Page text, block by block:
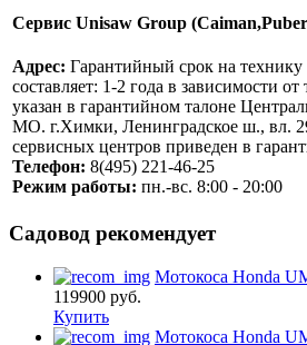
Сервис Unisaw Group
Адрес: Гарантийный срок на
составляет: 1-2 года в зависимости
указан в гарантийном талоне
MO. г.Химки, Ленинградское ш., вл.
сервисных центров приведен в
Телефон: 8(495) 221-46-25
Режим работы: пн.-вс. 8:00 - 20:00
Садовод рекомендует
Мотокоса Honda
119900 руб.
Купить
Мотокоса Honda